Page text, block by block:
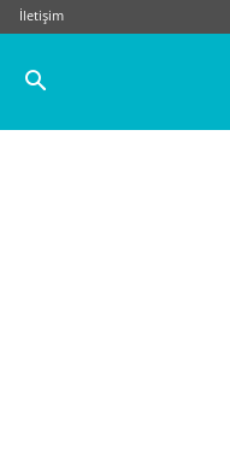
İletişim